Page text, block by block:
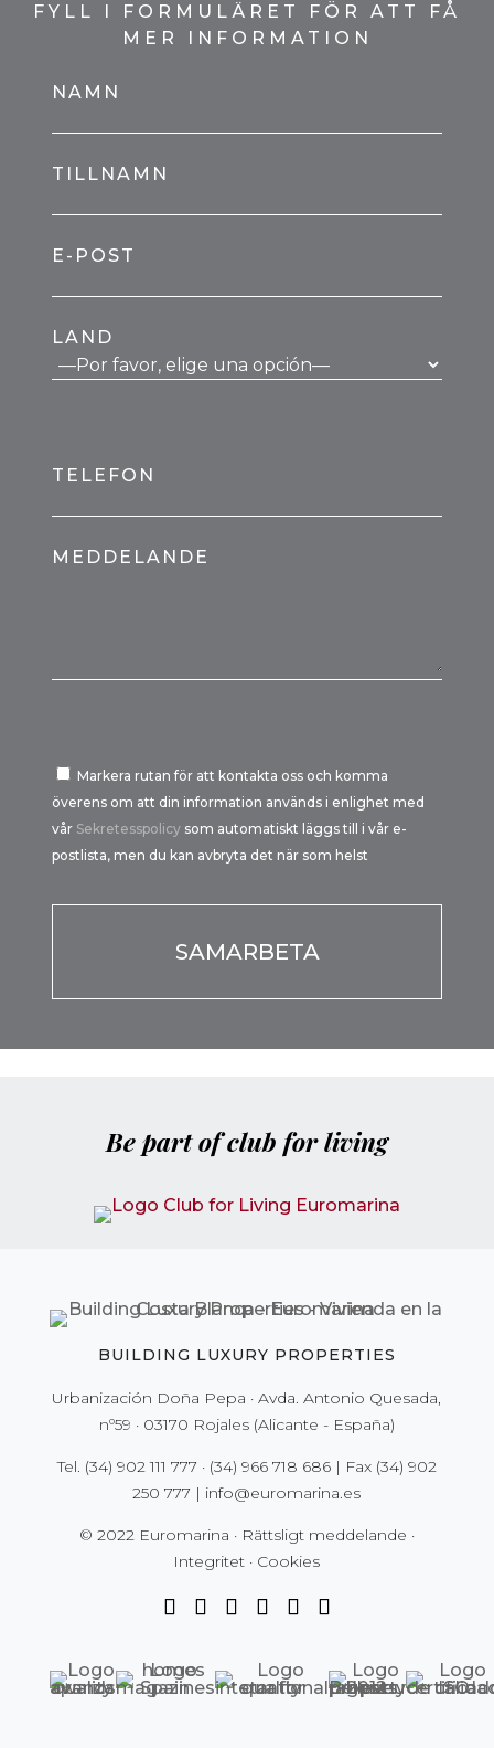
FYLL I FORMULÄRET FÖR ATT FÅ
MER INFORMATION
NAMN
TILLNAMN
E-POST
LAND
TELEFON
MEDDELANDE
Markera rutan för att kontakta oss och komma
överens om att din information används i enlighet med
vår Sekretesspolicy som automatiskt läggs till i vår e-
postlista, men du kan avbryta det när som helst
Be part of club for living
BUILDING LUXURY PROPERTIES
Urbanización Doña Pepa · Avda. Antonio Quesada,
nº59 · 03170 Rojales (Alicante - España)
Tel. (34) 902 111 777 · (34) 966 718 686| Fax (34) 902
250 777 | info@euromarina.es
© 2022 Euromarina · Rättsligt meddelande ·
Integritet · Cookies